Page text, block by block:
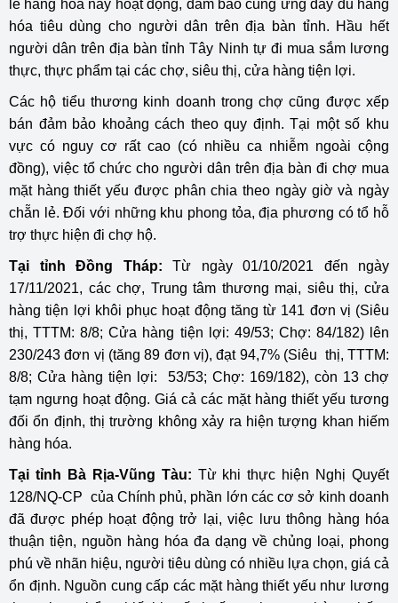
lẻ hàng hoá này hoạt động, đảm bảo cung ứng đầy đủ hàng
hóa tiêu dùng cho người dân trên địa bàn tỉnh. Hầu hết
người dân trên địa bàn tỉnh Tây Ninh tự đi mua sắm lương
thực, thực phẩm tại các chợ, siêu thị, cửa hàng tiện lợi.
Các hộ tiểu thương kinh doanh trong chợ cũng được xếp
bán đảm bảo khoảng cách theo quy định. Tại một số khu
vực có nguy cơ rất cao (có nhiều ca nhiễm ngoài cộng
đồng), việc tổ chức cho người dân trên địa bàn đi chợ mua
mặt hàng thiết yếu được phân chia theo ngày giờ và ngày
chẵn lẻ. Đối với những khu phong tỏa, địa phương có tổ hỗ
trợ thực hiện đi chợ hộ.
Tại tỉnh Đồng Tháp: Từ ngày 01/10/2021 đến ngày
17/11/2021, các chợ, Trung tâm thương mại, siêu thị, cửa
hàng tiện lợi khôi phục hoạt động tăng từ 141 đơn vị (Siêu
thị, TTTM: 8/8; Cửa hàng tiện lợi: 49/53; Chợ: 84/182) lên
230/243 đơn vị (tăng 89 đơn vị), đạt 94,7% (Siêu thị, TTTM:
8/8; Cửa hàng tiện lợi: 53/53; Chợ: 169/182), còn 13 chợ
tạm ngưng hoạt động. Giá cả các mặt hàng thiết yếu tương
đối ổn định, thị trường không xảy ra hiện tượng khan hiếm
hàng hóa.
Tại tỉnh Bà Rịa-Vũng Tàu: Từ khi thực hiện Nghị Quyết
128/NQ-CP của Chính phủ, phần lớn các cơ sở kinh doanh
đã được phép hoạt động trở lại, việc lưu thông hàng hóa
thuận tiện, nguồn hàng hóa đa dạng về chủng loại, phong
phú về nhãn hiệu, người tiêu dùng có nhiều lựa chọn, giá cả
ổn định. Nguồn cung cấp các mặt hàng thiết yếu như lương